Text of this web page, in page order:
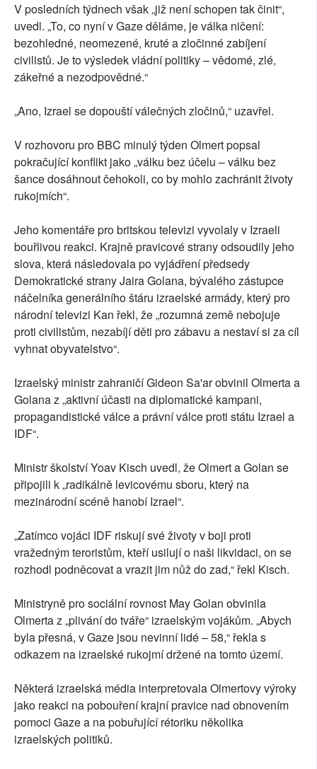
V posledních týdnech však „již není schopen tak činit“,
uvedl. „To, co nyní v Gaze děláme, je válka ničení:
bezohledné, neomezené, kruté a zločinné zabíjení
civilistů. Je to výsledek vládní politiky – vědomé, zlé,
zákeřné a nezodpovědné.“
„Ano, Izrael se dopouští válečných zločinů,“ uzavřel.
V rozhovoru pro BBC minulý týden Olmert popsal
pokračující konflikt jako „válku bez účelu – válku bez
šance dosáhnout čehokoli, co by mohlo zachránit životy
rukojmích“.
Jeho komentáře pro britskou televizi vyvolaly v Izraeli
bouřlivou reakci. Krajně pravicové strany odsoudily jeho
slova, která následovala po vyjádření předsedy
Demokratické strany Jaira Golana, bývalého zástupce
náčelníka generálního štáru izraelské armády, který pro
národní televizi Kan řekl, že „rozumná země nebojuje
proti civilistům, nezabíjí děti pro zábavu a nestaví si za cíl
vyhnat obyvatelstvo“.
Izraelský ministr zahraničí Gideon Sa'ar obvinil Olmerta a
Golana z „aktivní účasti na diplomatické kampani,
propagandistické válce a právní válce proti státu Izrael a
IDF“.
Ministr školství Yoav Kisch uvedl, že Olmert a Golan se
připojili k „radikálně levicovému sboru, který na
mezinárodní scéně hanobí Izrael“.
„Zatímco vojáci IDF riskují své životy v boji proti
vražedným teroristům, kteří usilují o naši likvidaci, on se
rozhodl podněcovat a vrazit jim nůž do zad,“ řekl Kisch.
Ministryně pro sociální rovnost May Golan obvinila
Olmerta z „plivání do tváře“ izraelským vojákům. „Abych
byla přesná, v Gaze jsou nevinní lidé – 58,“ řekla s
odkazem na izraelské rukojmí držené na tomto území.
Některá izraelská média interpretovala Olmertovy výroky
jako reakci na pobouření krajní pravice nad obnovením
pomoci Gaze a na pobuřující rétoriku několika
izraelských politiků.